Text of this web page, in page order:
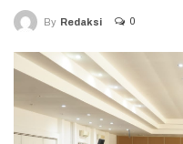
By Redaksi 0